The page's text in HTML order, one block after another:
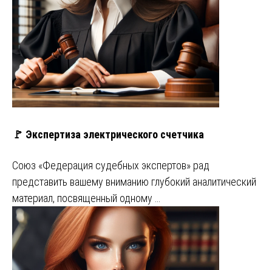
🚩 Экспертиза электрического счетчика
Союз «Федерация судебных экспертов» рад
представить вашему вниманию глубокий аналитический
материал, посвященный одному …